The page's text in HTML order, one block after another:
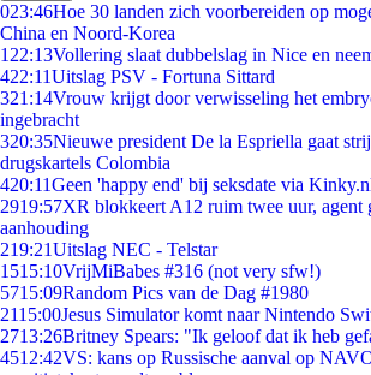
023:46Hoe 30 landen zich voorbereiden op
China en Noord-Korea
1 22:13Vollering slaat dubbelslag in Nice en
422:11Uitslag PSV - Fortuna Sittard
321:14Vrouw krijgt door verwisseling het
ingebracht
320:35Nieuwe president De la Espriella gaat
drugskartels Colombia
420:11Geen 'happy end' bij seksdate via
2919:57XR blokkeert A12 ruim twee uur, agent
aanhouding
219:21Uitslag NEC - Telstar
1515:10VrijMiBabes #316 (not very sfw!)
5715:09Random Pics van de Dag #1980
2115:00Jesus Simulator komt naar Nintendo
2713:26Britney Spears: "Ik geloof dat ik heb
4512:42VS: kans op Russische aanval op